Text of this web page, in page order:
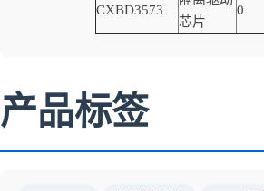
CXBD3573
芯片
0
产品标签